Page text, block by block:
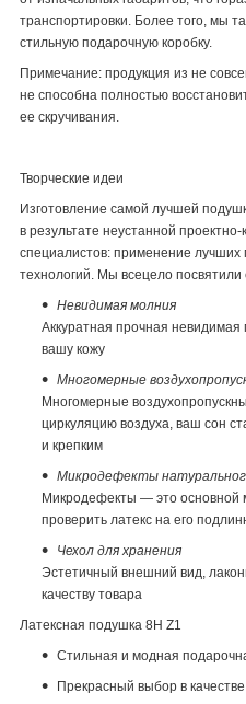
транспортировки. Более того, мы
стильную подарочную коробку.
Примечание: продукция из не
не способна полностью
ее скручивания.
Творческие идеи
Изготовление самой лучшей
в результате неустанной
специалистов: применение
технологий. Мы всецело посвятили
Невидимая молния
Аккуратная прочная
вашу кожу
Многомерные
Многомерные
циркуляцию воздуха, ваш сон
и крепким
Микродефекты
Микродефекты — это основной
проверить латекс на его
Чехол для хранения
Эстетичный внешний вид,
качеству товара
Латексная подушка 8Н Z1
Стильная и модная
Прекрасный выбор в